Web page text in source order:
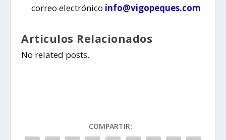
correo electrónico info@vigopeques.com
Articulos Relacionados
No related posts.
COMPARTIR: